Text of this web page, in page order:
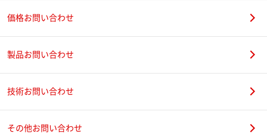
価格お問い合わせ
製品お問い合わせ
技術お問い合わせ
その他お問い合わせ